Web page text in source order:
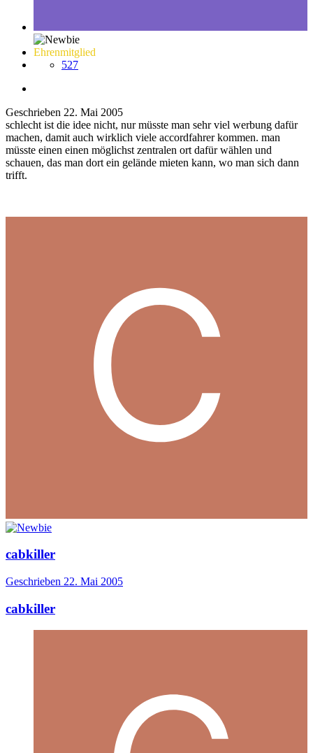
Ehrenmitglied
527
Geschrieben 22. Mai 2005
schlecht ist die idee nicht, nur müsste man sehr viel werbung dafür
machen, damit auch wirklich viele accordfahrer kommen. man
müsste einen einen möglichst zentralen ort dafür wählen und
schauen, das man dort ein gelände mieten kann, wo man sich dann
trifft.
cabkiller
Geschrieben 22. Mai 2005
cabkiller